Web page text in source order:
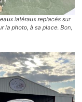
latéraux replacés sur
la photo, à sa place. Bon,